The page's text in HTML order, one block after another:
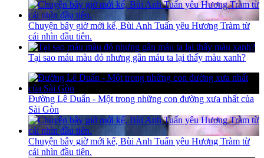
Chuyện bây giờ mới kể, Bùi Anh Tuấn yêu Hương Tràm từ
cái nhìn đầu tiên.
Tại sao máu màu đỏ nhưng gân máu ta lại thấy màu xanh?
Đường Lê Duẩn - Một trong những con đường xưa nhất của
Sài Gòn
Chuyện bây giờ mới kể, Bùi Anh Tuấn yêu Hương Tràm từ
cái nhìn đầu tiên.